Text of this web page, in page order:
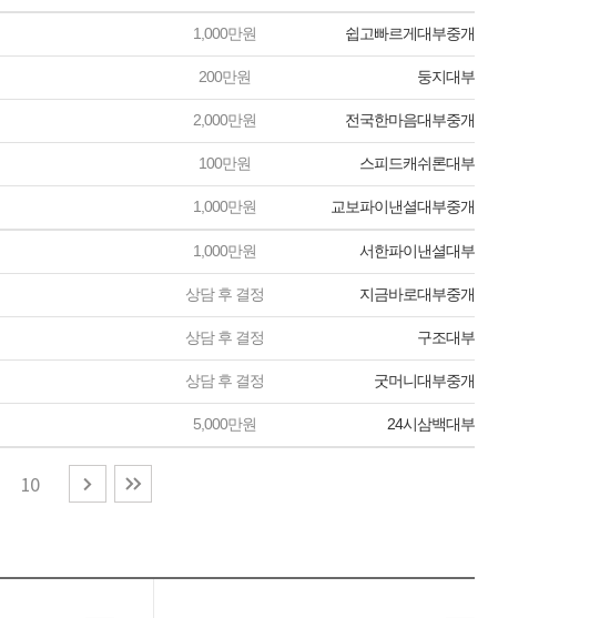
1,000만원 쉽고빠르게대부중개
200만원 둥지대부
2,000만원 전국한마음대부중개
100만원 스피드캐쉬론대부
1,000만원 교보파이낸셜대부중개
1,000만원 서한파이낸셜대부
상담 후 결정 지금바로대부중개
상담 후 결정 구조대부
상담 후 결정 굿머니대부중개
5,000만원 24시삼백대부
10